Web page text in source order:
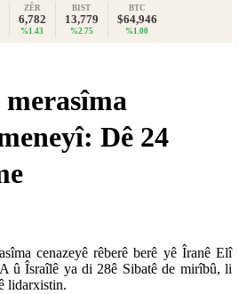
ZÊR
6,782
%1.43
BIST
13,779
%2.75
BTC
$64,946
%1.00
Dê 24
cenazeyê rêberê berê yê Îranê Elî
û Îsraîlê ya di 28ê Sibatê de mirîbû, li
lidarxistin.